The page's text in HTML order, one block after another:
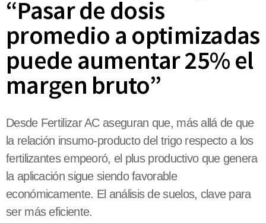
“Pasar de dosis
promedio a optimizadas
puede aumentar 25% el
margen bruto”
Desde Fertilizar AC aseguran que, más allá de que
la relación insumo-producto del trigo respecto a los
fertilizantes empeoró, el plus productivo que genera
la aplicación sigue siendo favorable
económicamente. El análisis de suelos, clave para
ser más eficiente.